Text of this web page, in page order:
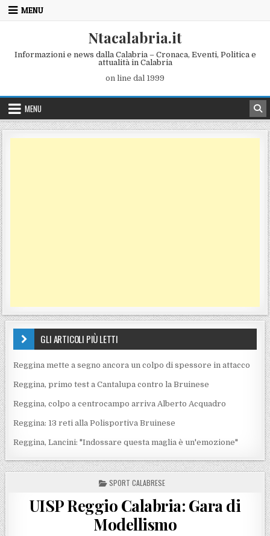
Skip to content
MENU
Ntacalabria.it
Informazioni e news dalla Calabria – Cronaca, Eventi, Politica e
attualità in Calabria
on line dal 1999
MENU
GLI ARTICOLI PIÙ LETTI
Reggina mette a segno ancora un colpo di spessore in attacco
Reggina, primo test a Cantalupa contro la Bruinese
Reggina, colpo a centrocampo arriva Alberto Acquadro
Reggina: 13 reti alla Polisportiva Bruinese
Reggina, Lancini: "Indossare questa maglia è un'emozione"
POSTED IN
SPORT CALABRESE
UISP Reggio Calabria: Gara di
Modellismo